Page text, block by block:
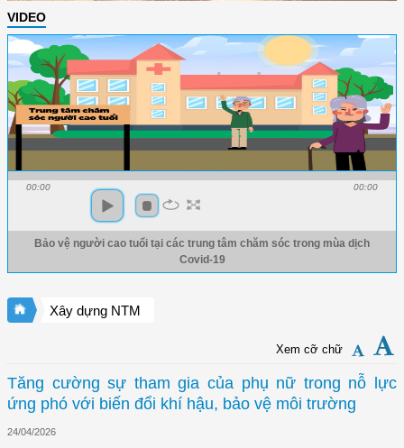
VIDEO
00:00 00:00
Bảo vệ người cao tuổi tại các trung tâm chăm sóc trong mùa dịch
Covid-19
Xây dựng NTM
Xem cỡ chữ
Tăng cường sự tham gia của phụ nữ trong nỗ lực
ứng phó với biến đổi khí hậu, bảo vệ môi trường
24/04/2026